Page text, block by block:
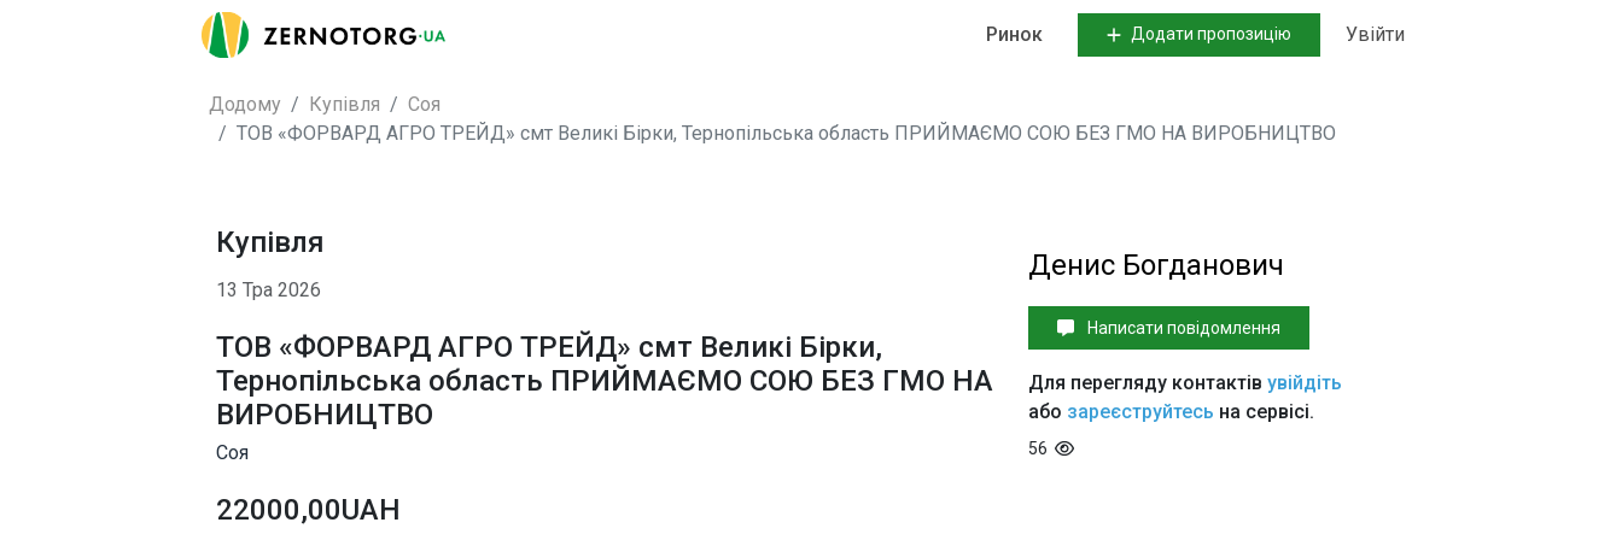
Ринок Додати пропозицію Увійти
Додому Купівля
Соя
ТОВ «ФОРВАРД АГРО ТРЕЙД» смт Великі Бірки, Тернопільська область ПРИЙМАЄМО СОЮ БЕЗ ГМО НА ВИРОБНИЦТВО
Купівля
13 Тра 2026
ТОВ «ФОРВАРД АГРО ТРЕЙД» смт Великі Бірки,
Тернопільська область ПРИЙМАЄМО СОЮ БЕЗ ГМО НА
ВИРОБНИЦТВО
Соя
22000,00UAH
Денис Богданович
Написати повідомлення
Для перегляду контактівувійдіть
або зареєструйтесь на сервісі.
56